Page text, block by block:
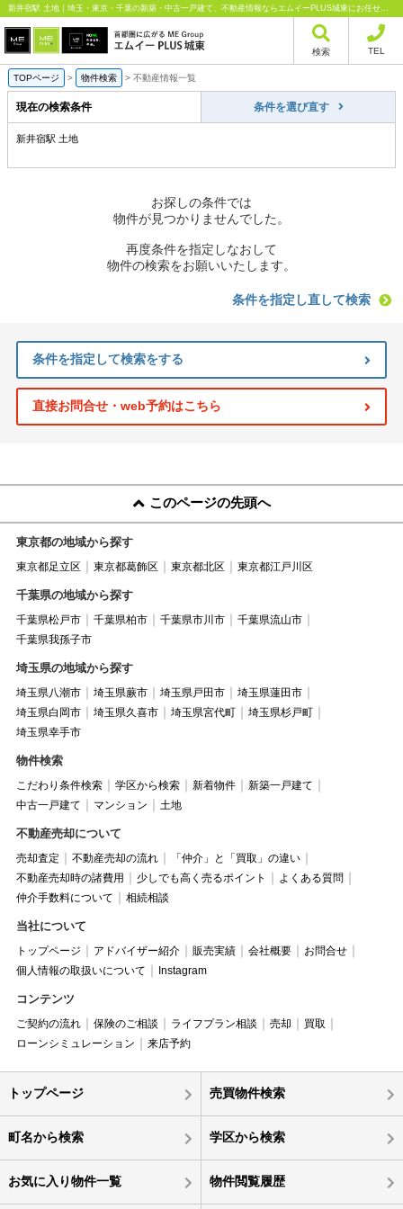
新井宿駅 土地｜埼玉・東京・千葉の新築・中古一戸建て、不動産情報ならエムイーPLUS城東にお任せください
検索 TEL
TOPページ > 物件検索 > 不動産情報一覧
現在の検索条件 条件を選び直す
新井宿駅 土地
お探しの条件では
物件が見つかりませんでした。
再度条件を指定しなおして
物件の検索をお願いいたします。
条件を指定し直して検索
条件を指定して検索をする
直接お問合せ・web予約はこちら
このページの先頭へ
東京都の地域から探す
東京都足立区 東京都葛飾区 東京都北区 東京都江戸川区
千葉県の地域から探す
千葉県松戸市 千葉県柏市 千葉県市川市
千葉県流山市
千葉県我孫子市
埼玉県の地域から探す
埼玉県八潮市 埼玉県蕨市 埼玉県戸田市
埼玉県蓮田市
埼玉県白岡市
埼玉県久喜市 埼玉県宮代町
埼玉県杉戸町
埼玉県幸手市
物件検索
こだわり条件検索 学区から検索 新着物件
新築一戸建て
中古一戸建て
マンション 土地
不動産売却について
売却査定 不動産売却の流れ
「仲介」と「買取」の違い
不動産売却時の諸費用
少しでも高く売るポイント
よくある質問
仲介手数料について
相続相談
当社について
トップページ アドバイザー紹介 販売実績 会社概要
お問合せ
個人情報の取扱いについて
Instagram
コンテンツ
ご契約の流れ 保険のご相談 ライフプラン相談 売却
買取
ローンシミュレーション
来店予約
トップページ 売買物件検索
町名から検索 学区から検索
お気に入り物件一覧 物件閲覧履歴